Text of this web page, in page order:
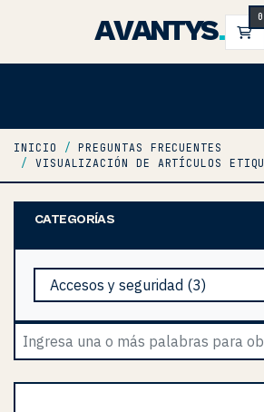
AVANTYS. 0
INICIO
PREGUNTAS FRECUENTES
VISUALIZACIÓN DE ARTÍCULOS
CATEGORÍAS